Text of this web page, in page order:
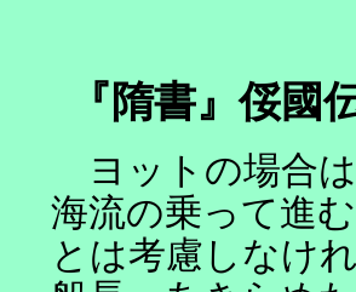
『隋書』俀國
ヨットの場合
海流の乗って進
とは考慮しなけ